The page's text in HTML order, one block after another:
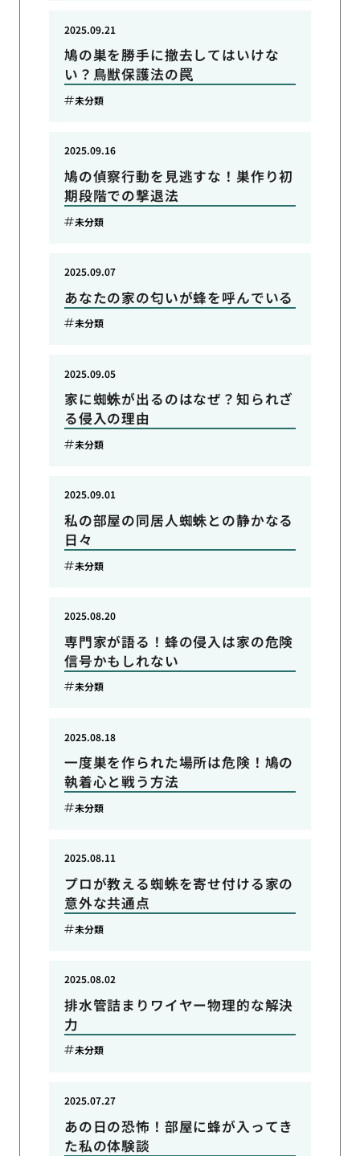
鳩の巣を勝手に撤去してはいけな
い？鳥獣保護法の罠
2025.09.21
未分類
鳩の偵察行動を見逃すな！巣作り初
期段階での撃退法
2025.09.16
未分類
あなたの家の匂いが蜂を呼んでいる
2025.09.07
未分類
家に蜘蛛が出るのはなぜ？知られざ
る侵入の理由
2025.09.05
未分類
私の部屋の同居人蜘蛛との静かなる
日々
2025.09.01
未分類
専門家が語る！蜂の侵入は家の危険
信号かもしれない
2025.08.20
未分類
一度巣を作られた場所は危険！鳩の
執着心と戦う方法
2025.08.18
未分類
プロが教える蜘蛛を寄せ付ける家の
意外な共通点
2025.08.11
未分類
排水管詰まりワイヤー物理的な解決
力
2025.08.02
未分類
あの日の恐怖！部屋に蜂が入ってき
た私の体験談
2025.07.27